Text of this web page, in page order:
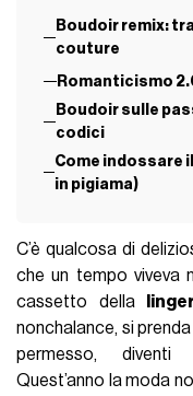
Boudoir remix:
couture
Romanticismo
Boudoir sulle
codici
Come indossare
in pigiama)
C’è qualcosa di
che un tempo viveva
cassetto della
nonchalance, si
permesso, diventi
Quest’anno la moda